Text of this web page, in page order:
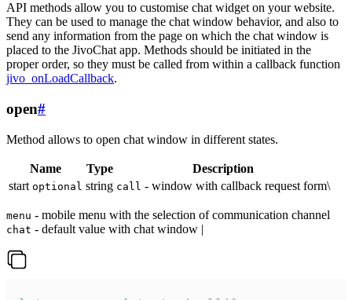
API methods allow you to customise chat widget on your website.
They can be used to manage the chat window behavior, and also to
send any information from the page on which the chat window is
placed to the JivoChat app. Methods should be initiated in the
proper order, so they must be called from within a callback function
jivo_onLoadCallback.
open#
Method allows to open chat window in different states.
Name Type
Description
start optional string call - window with callback request form\
menu - mobile menu with the selection of communication channel
chat - default value with chat window |